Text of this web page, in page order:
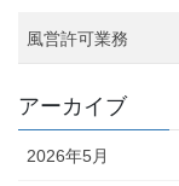
風営許可業務
アーカイブ
2026年5月